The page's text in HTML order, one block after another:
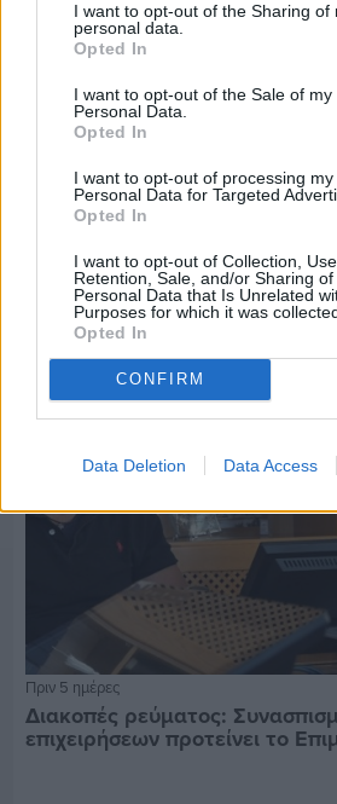
I want to opt-out of the Sharing of
personal data.
Opted In
I want to opt-out of the Sale of my
Personal Data.
Opted In
I want to opt-out of processing my
Personal Data for Targeted
Opted In
I want to opt-out of Collection, Use,
Retention, Sale, and/or Sharing of
Personal Data that Is Unrelated
Purposes for which it was
Opted In
CONFIRM
Data Deletion Data Access
Πριν 5 ημέρες
Βαρβασίου
Πριν 5 ημέρες
Διακοπές ρεύματος:
επιχειρήσεων προτείνει το